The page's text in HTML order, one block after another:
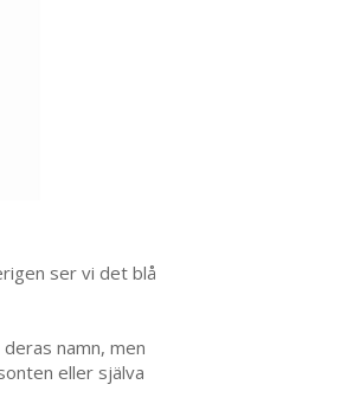
ser vi det blå
namn, men
eller själva